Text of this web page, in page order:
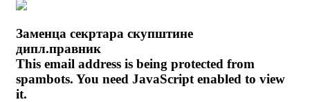
Заменца секртара скупштине
дипл.правник
This email address is being protected from
spambots. You need JavaScript enabled to view
it.